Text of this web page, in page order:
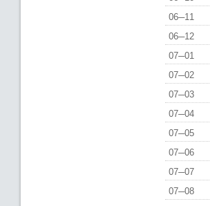
06─11
06─12
07─01
07─02
07─03
07─04
07─05
07─06
07─07
07─08